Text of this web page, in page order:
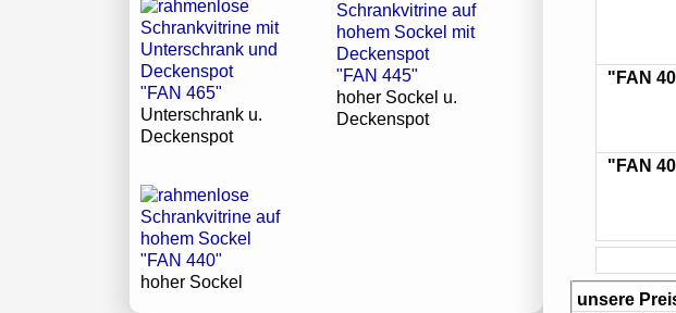
"FAN
"FAN
unsere
"FAN 465"
Unterschrank u.
Deckenspot
"FAN 445"
hoher Sockel u.
Deckenspot
"FAN 440"
hoher Sockel